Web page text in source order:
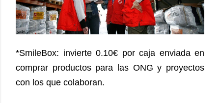
*SmileBox: invierte 0.10€ por caja enviada en
comprar productos para las ONG y proyectos
con los que colaboran.